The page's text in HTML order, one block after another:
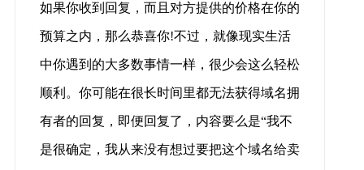
如果你收到回复，而且对方提供的价格在你的
预算之内，那么恭喜你!不过，就像现实生活
中你遇到的大多数事情一样，很少会这么轻松
顺利。你可能在很长时间里都无法获得域名拥
有者的回复，即便回复了，内容要么是“我不
是很确定，我从来没有想过要把这个域名给卖